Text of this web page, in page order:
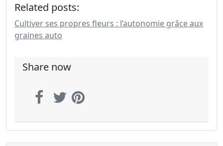
Related posts:
Cultiver ses propres fleurs : l’autonomie grâce aux
graines auto
Share now